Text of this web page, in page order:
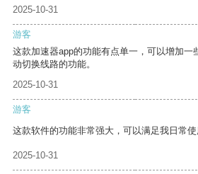
2025-10-31
游客
这款加速器app的功能有点单一，可以增加一
动切换线路的功能。
2025-10-31
游客
这款软件的功能非常强大，可以满足我日常使
2025-10-31